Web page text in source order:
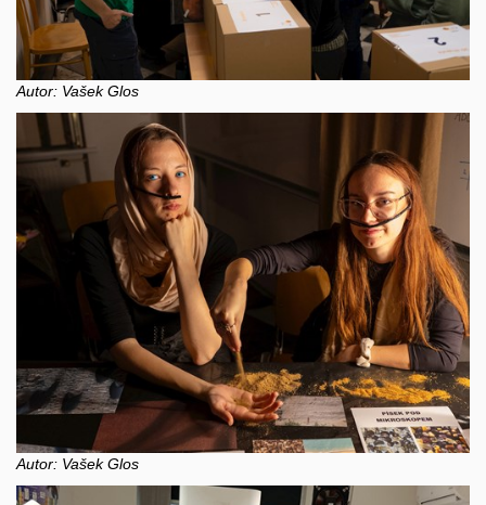
Autor: Vašek Glos
Autor: Vašek Glos